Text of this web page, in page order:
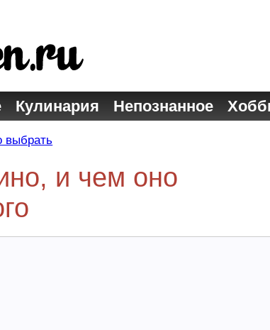
Кулинария Непознанное
выбрать
и чем оно